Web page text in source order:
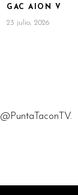
GAC AION V
23 julio, 2026